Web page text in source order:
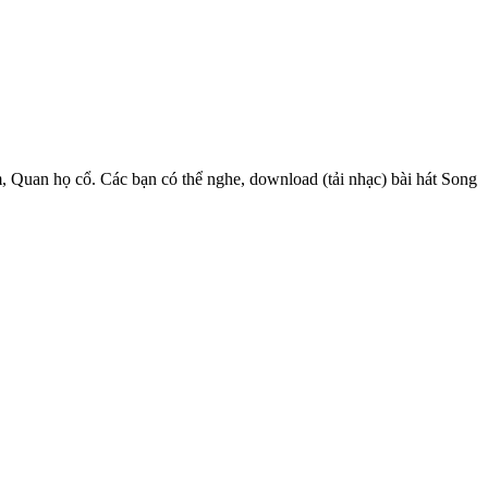
họ cổ. Các bạn có thể nghe, download (tải nhạc) bài hát Song